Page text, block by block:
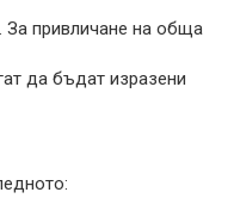
За привличане на обща
да бъдат изразени